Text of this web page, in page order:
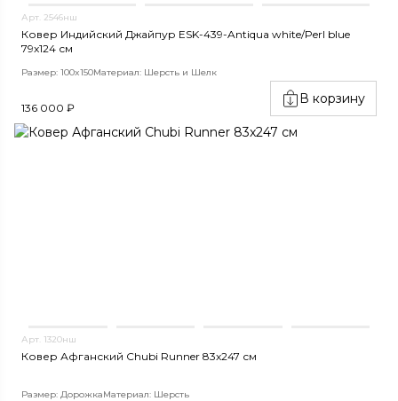
Арт. 2546нш
Ковер Индийский Джайпур ESK-439-Antiqua white/Perl blue
79x124 см
Размер: 100x150Материал: Шерсть и Шелк
136 000 ₽
В корзину
Арт. 1320нш
Ковер Афганский Chubi Runner 83x247 см
Размер: ДорожкаМатериал: Шерсть